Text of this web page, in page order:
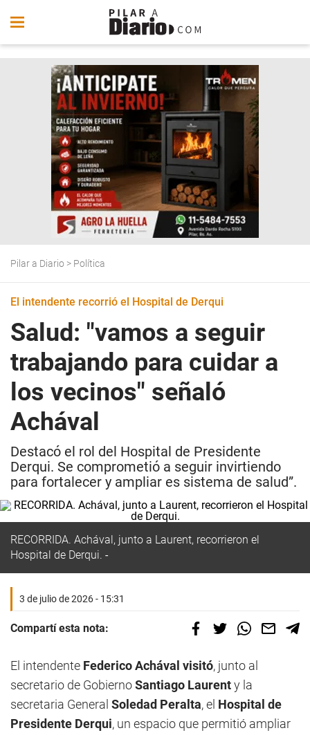
Pilar a Diario > Política
El intendente recorrió el Hospital de Derqui
Salud: "vamos a seguir
trabajando para cuidar a
los vecinos" señaló
Achával
Destacó el rol del Hospital de Presidente
Derqui. Se comprometió a seguir invirtiendo
para fortalecer y ampliar es sistema de salud”.
RECORRIDA. Achával, junto a Laurent, recorrieron el
Hospital de Derqui.
3 de julio de 2026 - 15:31
Compartí esta nota:
El intendente Federico Achával visitó, junto al
secretario de GobiernoSantiago Laurenty la
secretaria General Soledad Peralta, el Hospital de
Presidente Derqui, un espacio que permitió ampliar